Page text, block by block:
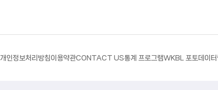
개인정보처리방침이용약관CONTACT US통계 프로그램WKBL 포토데이